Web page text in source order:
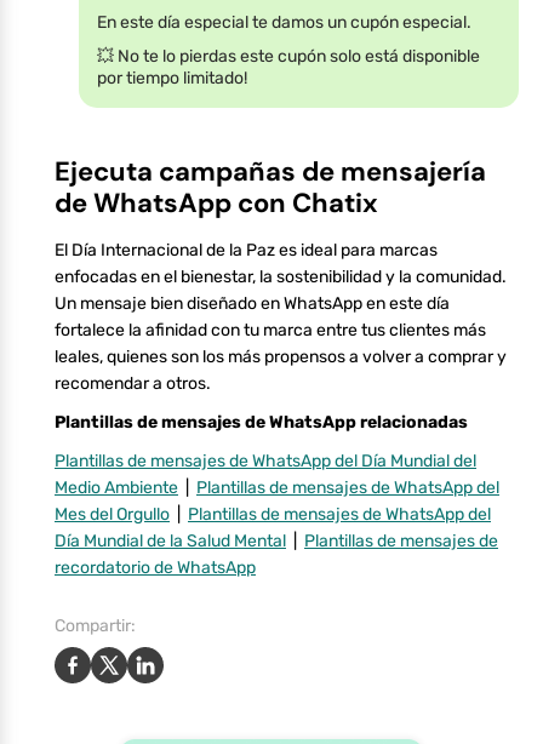
En este día especial te damos un cupón especial.
💥 No te lo pierdas este cupón solo está disponible
por tiempo limitado!
Ejecuta campañas de mensajería
de WhatsApp con Chatix
El Día Internacional de la Paz es ideal para marcas
enfocadas en el bienestar, la sostenibilidad y la comunidad.
Un mensaje bien diseñado en WhatsApp en este día
fortalece la afinidad con tu marca entre tus clientes más
leales, quienes son los más propensos a volver a comprar y
recomendar a otros.
Plantillas de mensajes de WhatsApp relacionadas
Plantillas de mensajes de WhatsApp del Día Mundial del
Medio Ambiente
Plantillas de mensajes de WhatsApp del
Mes del Orgullo
Plantillas de mensajes de WhatsApp del
Día Mundial de la Salud Mental
Plantillas de mensajes de
recordatorio de WhatsApp
Compartir: